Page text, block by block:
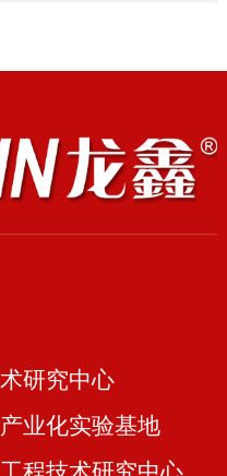
研究中心
业化实验基地